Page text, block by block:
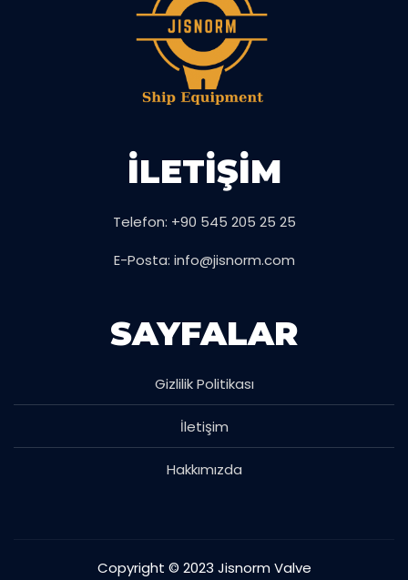
İLETIŞIM
Telefon: +90 545 205 25 25
E-Posta: info@jisnorm.com
SAYFALAR
Gizlilik Politikası
İletişim
Hakkımızda
Copyright © 2023 Jisnorm Valve